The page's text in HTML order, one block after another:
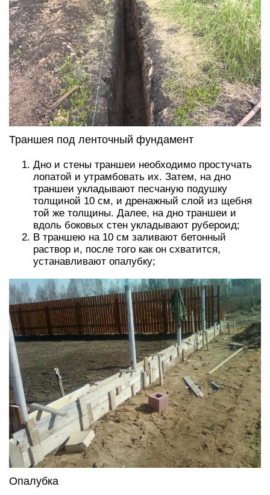
Траншея под ленточный фундамент
Дно и стены траншеи необходимо простучать
лопатой и утрамбовать их. Затем, на дно
траншеи укладывают песчаную подушку
толщиной 10 см, и дренажный слой из щебня
той же толщины. Далее, на дно траншеи и
вдоль боковых стен укладывают рубероид;
В траншею на 10 см заливают бетонный
раствор и, после того как он схватится,
устанавливают опалубку;
Опалубка